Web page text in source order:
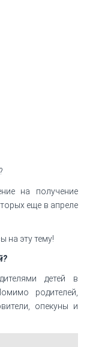
на получение
еще в апреле
на эту тему!
детей в
родителей,
опекуны и